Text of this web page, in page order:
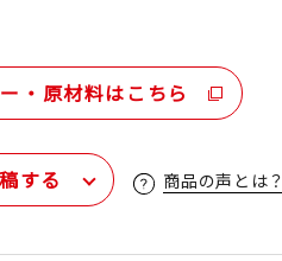
・原材料はこちら
する 商品の声とは？